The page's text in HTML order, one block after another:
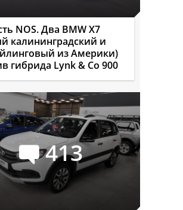
NOS. Два BMW X7
калининградский и
из Америки)
гибрида Lynk & Co 900
413